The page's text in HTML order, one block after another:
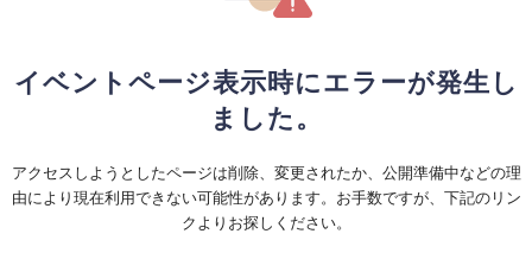
イベントページ表示時にエラーが発生し
ました。
アクセスしようとしたページは削除、変更されたか、公開準備中などの理
由により現在利用できない可能性があります。お手数ですが、下記のリン
クよりお探しください。